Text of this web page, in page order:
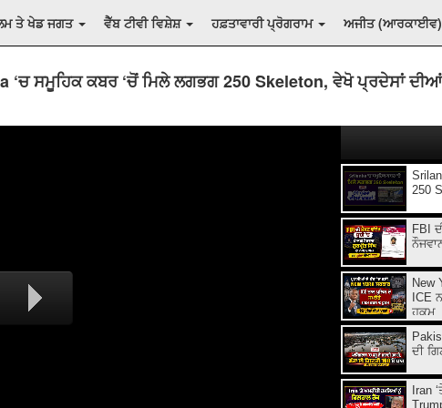
ਤੇ ਖੇਡ ਜਗਤ ਵੈੱਬ ਟੀਵੀ ਵਿਸ਼ੇਸ਼ ਹਫ਼ਤਾਵਾਰੀ ਪ੍ਰੋਗਰਾਮ ਅਜੀਤ (ਆਰਕਾਈਵ)
‘ਚ ਸਮੂਹਿਕ ਕਬਰ ‘ਚੋਂ ਮਿਲੇ ਲਗਭਗ 250 Skeleton, ਵੇਖੋ ਪ੍ਰਦੇਸਾਂ ਦੀਆਂ
250
FBI
New
ICE
ਹੁਕਮ
ਦੀ
Iran